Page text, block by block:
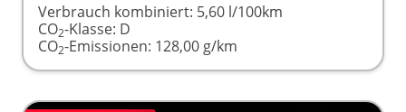
Verbrauch kombiniert: 5,60 l/100km
CO2-Klasse: D
CO2-Emissionen: 128,00 g/km